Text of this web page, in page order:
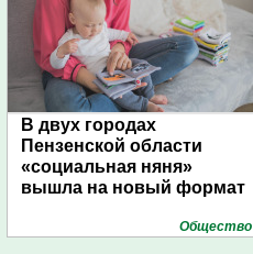
В двух городах
Пензенской области
«социальная няня»
вышла на новый формат
Общество